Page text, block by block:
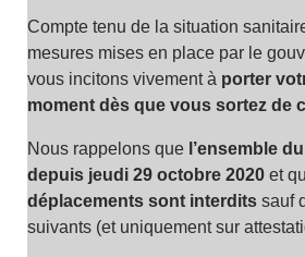
Compte tenu de la situation
mesures mises en place par le
vous incitons vivement à porter
moment dès que vous sortez de
Nous rappelons que l’ensemble
depuis jeudi 29 octobre 2020 et
déplacements sont interdits sauf
suivants (et uniquement sur